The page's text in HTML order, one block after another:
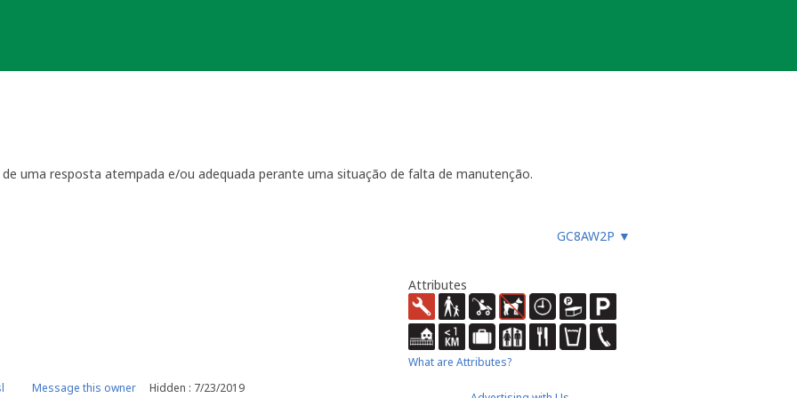
uma resposta atempada e/ou adequada perante uma situação de falta de manutenção.
à sua geocache para assegurar que está tudo em ordem para funcionar, especialmente
com a geocache (desaparecimento, estrago, humidade/infiltrações, etc.), ou faz um registo
temporariamente a sua geocache para que os outros saibam que não devem procurar a
o problema. É-lhe concedido um período razoável de tempo -
geralmente até 4 semanas
sua geocache. Se a geocache não estiver a receber a manutenção necessária ou estiver
um longo período de tempo, poderemos arquivar a página da geocache.
por favor recolha-o a fim de evitar que se torne lixo (geolitter).
de manutenção a sua geocache não poderá ser desarquivada. Caso submeta uma nova será tido em
GC8AW2P ▼
Message this owner Hidden : 7/23/2019
Attributes
What are Attributes?